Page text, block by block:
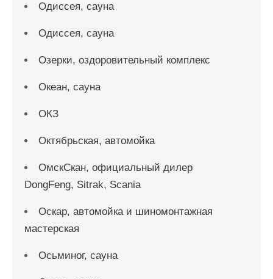
Одиссея, сауна
Одиссея, сауна
Озерки, оздоровительный комплекс
Океан, сауна
ОКЗ
Октябрьская, автомойка
ОмскСкан, официальный дилер
DongFeng, Sitrak, Scania
Оскар, автомойка и шиномонтажная
мастерская
Осьминог, сауна